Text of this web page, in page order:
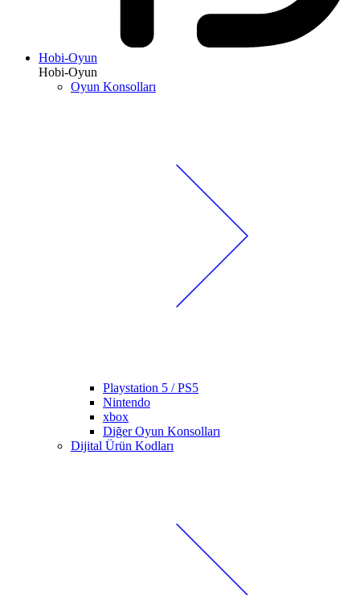
Hobi-Oyun
Hobi-Oyun
Oyun Konsolları
Playstation 5 / PS5
Nintendo
xbox
Diğer Oyun Konsolları
Dijital Ürün Kodları